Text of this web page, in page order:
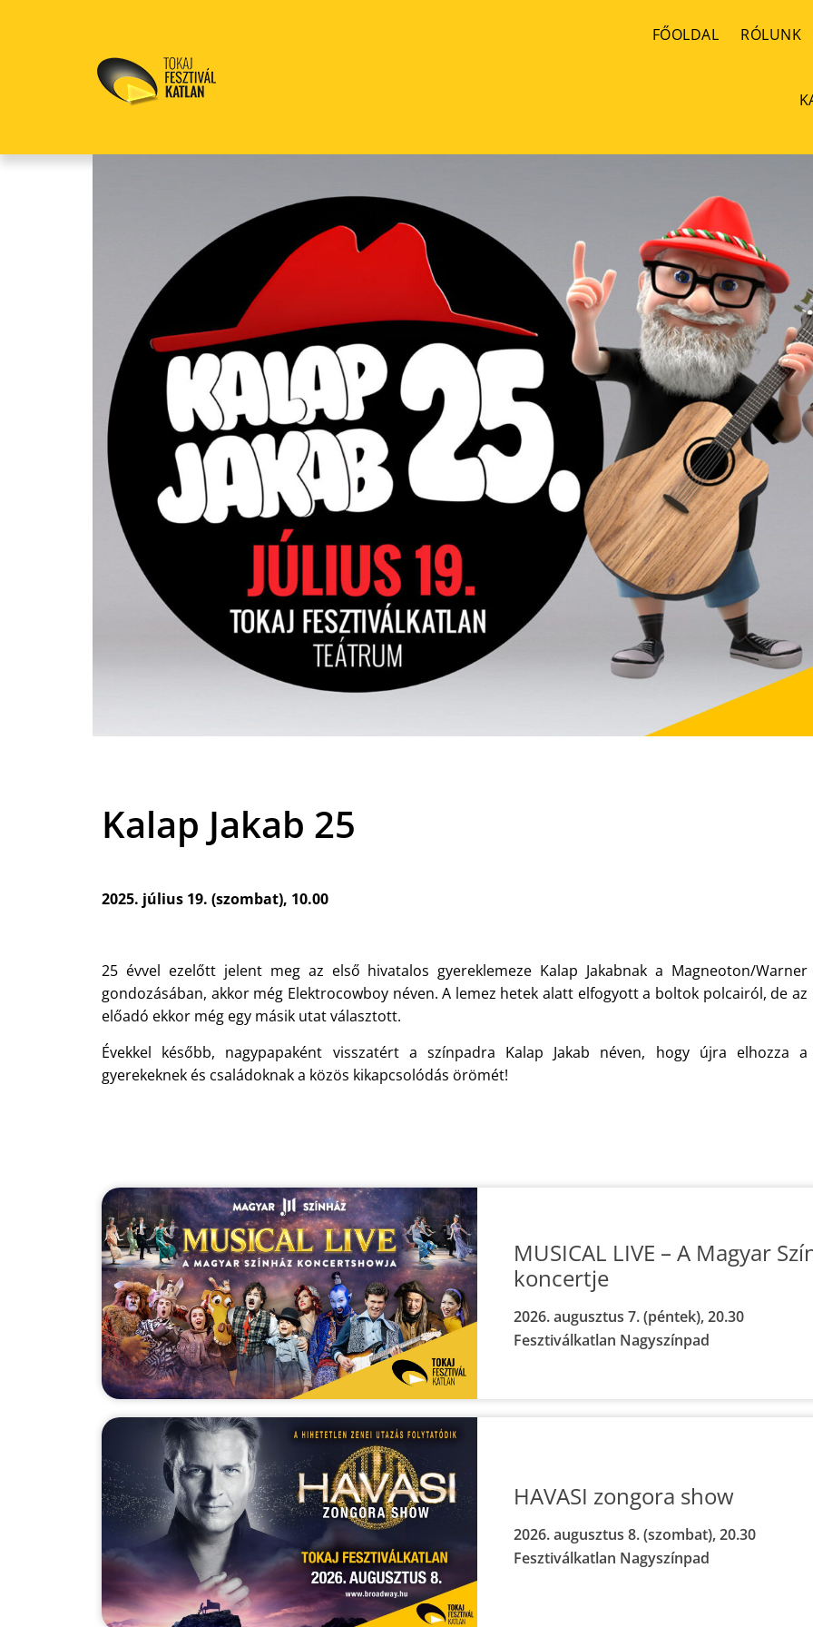
FŐOLDAL RÓLUNK
Kalap Jakab 25
2025. július 19. (szombat), 10.00
25 évvel ezelőtt jelent meg az első hivatalos gyereklemeze Kalap Jakabnak a Magneoton/Warner
gondozásában, akkor még Elektrocowboy néven. A lemez hetek alatt elfogyott a boltok polcairól, de az
előadó ekkor még egy másik utat választott.
Évekkel később, nagypapaként visszatért a színpadra Kalap Jakab néven, hogy újra elhozza a
gyerekeknek és családoknak a közös kikapcsolódás örömét!
MUSICAL LIVE – A Magyar
koncertje
2026. augusztus 7. (péntek), 20.30
Fesztiválkatlan Nagyszínpad
HAVASI zongora show
2026. augusztus 8. (szombat), 20.30
Fesztiválkatlan Nagyszínpad